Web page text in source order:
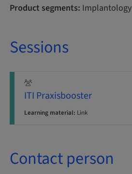
Product segments: Implantology
Sessions
ITI Praxisbooster
Learning material: Link
Contact person